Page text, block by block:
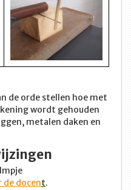
de orde stellen hoe met
wordt gehouden
metalen daken en
docent.